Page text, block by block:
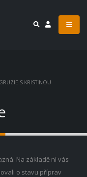
S KRISTINOU
Na základě ní vás
o stavu příprav